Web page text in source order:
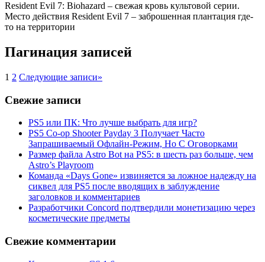
Resident Evil 7: Biohazard – свежая кровь культовой серии.
Место действия Resident Evil 7 – заброшенная плантация где-
то на территории
Пагинация записей
1 2 Следующие записи»
Свежие записи
PS5 или ПК: Что лучше выбрать для игр?
PS5 Co-op Shooter Payday 3 Получает Часто
Запрашиваемый Офлайн-Режим, Но С Оговорками
Размер файла Astro Bot на PS5: в шесть раз больше, чем
Astro’s Playroom
Команда «Days Gone» извиняется за ложное надежду на
сиквел для PS5 после вводящих в заблуждение
заголовков и комментариев
Разработчики Concord подтвердили монетизацию через
косметические предметы
Свежие комментарии